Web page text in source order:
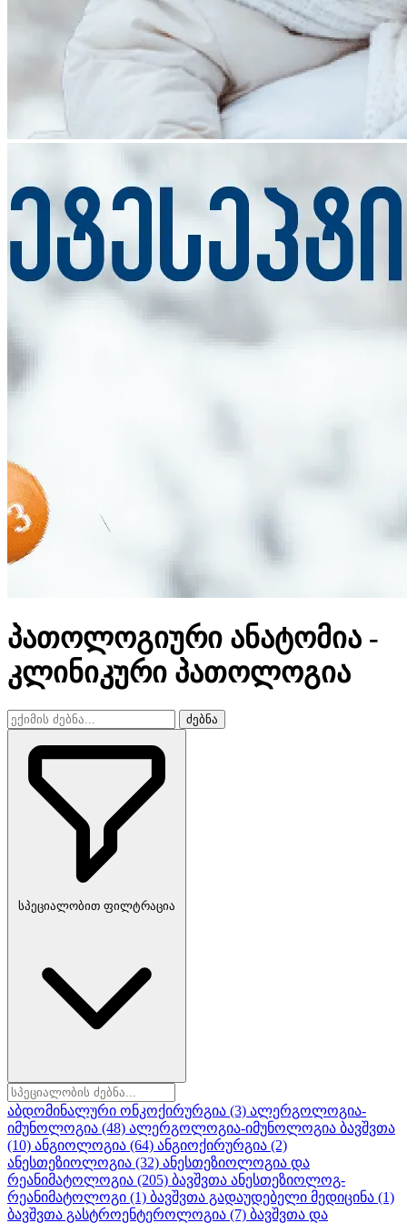
პათოლოგიური ანატომია -
კლინიკური პათოლოგია
ძებნა
სპეციალობით ფილტრაცია
აბდომინალური ონკოქირურგია (3) ალერგოლოგია-
იმუნოლოგია (48) ალერგოლოგია-იმუნოლოგია ბავშვთა
(10) ანგიოლოგია (64) ანგიოქირურგია (2)
ანესთეზიოლოგია (32) ანესთეზიოლოგია და
რეანიმატოლოგია (205) ბავშვთა ანესთეზიოლოგ-
რეანიმატოლოგი (1) ბავშვთა გადაუდებელი მედიცინა (1)
ბავშვთა გასტროენტეროლოგია (7) ბავშვთა და